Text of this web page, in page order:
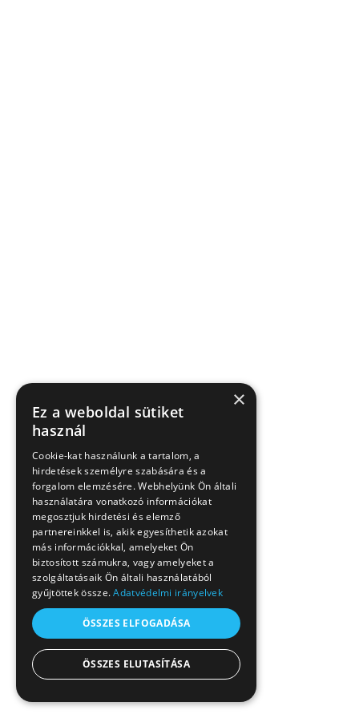
×
Ez a weboldal sütiket
használ
Cookie-kat használunk a tartalom, a
hirdetések személyre szabására és a
forgalom elemzésére. Webhelyünk Ön általi
használatára vonatkozó információkat
megosztjuk hirdetési és elemző
partnereinkkel is, akik egyesíthetik azokat
más információkkal, amelyeket Ön
biztosított számukra, vagy amelyeket a
szolgáltatásaik Ön általi használatából
gyűjtöttek össze.Adatvédelmi irányelvek
ÖSSZES ELFOGADÁSA
ÖSSZES ELUTASÍTÁSA